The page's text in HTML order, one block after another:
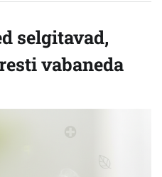
selgitavad,
vabaneda